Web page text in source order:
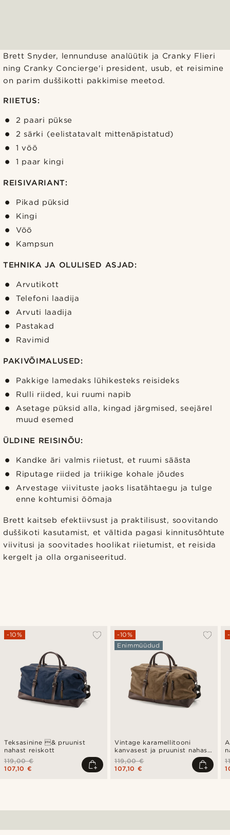
Brett Snyder, lennunduse analüütik ja Cranky Flieri
ning Cranky Concierge'i president, usub, et reisimine
on parim duššikotti pakkimise meetod.
RIIETUS:
2 paari pükse
2 särki (eelistatavalt mittenäpistatud)
1 vöö
1 paar kingi
REISIVARIANT:
Pikad püksid
Kingi
Vöö
Kampsun
TEHNIKA JA OLULISED ASJAD:
Arvutikott
Telefoni laadija
Arvuti laadija
Pastakad
Ravimid
PAKIVÕIMALUSED:
Pakkige lamedaks lühikesteks reisideks
Rulli riided, kui ruumi napib
Asetage püksid alla, kingad järgmised, seejärel
muud esemed
ÜLDINE REISINÕU:
Kandke äri valmis riietust, et ruumi säästa
Riputage riided ja triikige kohale jõudes
Arvestage viivituste jaoks lisatähtaegu ja tulge
enne kohtumisi öömaja
Brett kaitseb efektiivsust ja praktilisust, soovitando
duššikoti kasutamist, et vältida pagasi kinnitusõhtute
viivitusi ja soovitades hoolikat riietumist, et reisida
kergelt ja olla organiseeritud.
Teksasinine & pruunist
nahast reiskott
-10%
119,00 €
107,10 €
Vintage karamellitooni
kanvasest ja pruunist nahast
reisikott
-10%
Enimmüüdud
119,00 €
107,10 €